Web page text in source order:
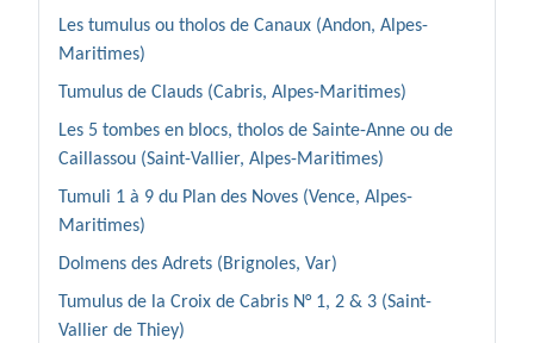
Les tumulus ou tholos de Canaux (Andon, Alpes-
Maritimes)
Tumulus de Clauds (Cabris, Alpes-Maritimes)
Les 5 tombes en blocs, tholos de Sainte-Anne ou de
Caillassou (Saint-Vallier, Alpes-Maritimes)
Tumuli 1 à 9 du Plan des Noves (Vence, Alpes-
Maritimes)
Dolmens des Adrets (Brignoles, Var)
Tumulus de la Croix de Cabris N° 1, 2 & 3 (Saint-
Vallier de Thiey)